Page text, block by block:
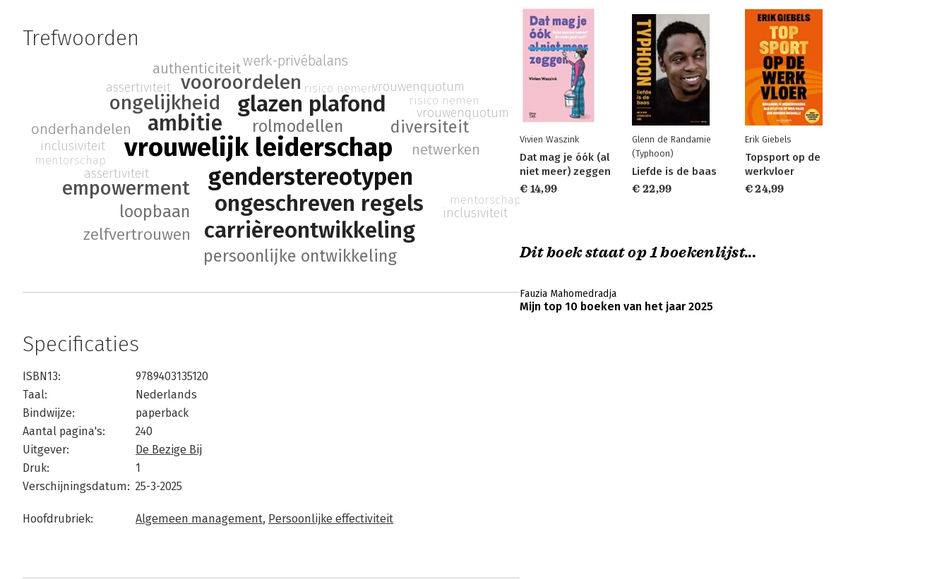
Trefwoorden
vrouwelijk leiderschap
genderstereotypen
ongeschreven regels
ambitie
glazen plafond
carrièreontwikkeling
empowerment
ongelijkheid
vooroordelen
rolmodellen
loopbaan
diversiteit
persoonlijke ontwikkeling
zelfvertrouwen
onderhandelen
netwerken
authenticiteitwerk-privébalans
assertiviteit
risico nemenvrouwenquotum
mentorschap
inclusiviteit
assertiviteit
risico nemen
vrouwenquotum
mentorschap
inclusiviteit
Specificaties
ISBN13:
9789403135120
Taal:
Nederlands
Bindwijze:
paperback
Aantal pagina's:
240
Uitgever:
De Bezige Bij
Druk:
1
Verschijningsdatum: 25-3-2025
Hoofdrubriek: Algemeen management, Persoonlijke effectiviteit
Vivien Waszink
Dat mag je óók (al
niet meer) zeggen
€ 14,99
Glenn de Randamie
(Typhoon)
Liefde is de baas
€ 22,99
Erik Giebels
Topsport op de
werkvloer
€ 24,99
Dit boek staat op 1 boekenlijst...
Fauzia Mahomedradja
Mijn top 10 boeken van het jaar 2025